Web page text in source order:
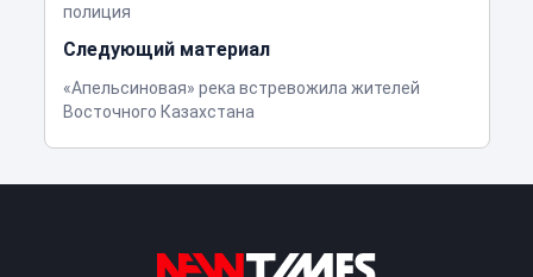
полиция
Следующий материал
«Апельсиновая» река встревожила жителей
Восточного Казахстана